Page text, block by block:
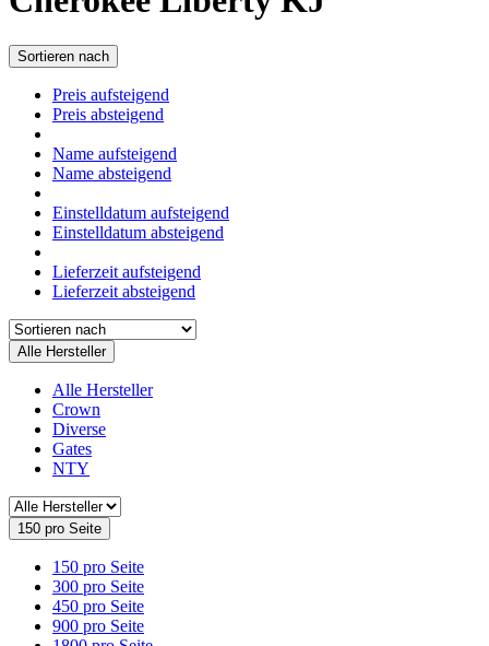
Sortieren nach
Preis aufsteigend
Preis absteigend
Name aufsteigend
Name absteigend
Einstelldatum aufsteigend
Einstelldatum absteigend
Lieferzeit aufsteigend
Lieferzeit absteigend
Alle Hersteller
Alle Hersteller
Crown
Diverse
Gates
NTY
150 pro Seite
150 pro Seite
300 pro Seite
450 pro Seite
900 pro Seite